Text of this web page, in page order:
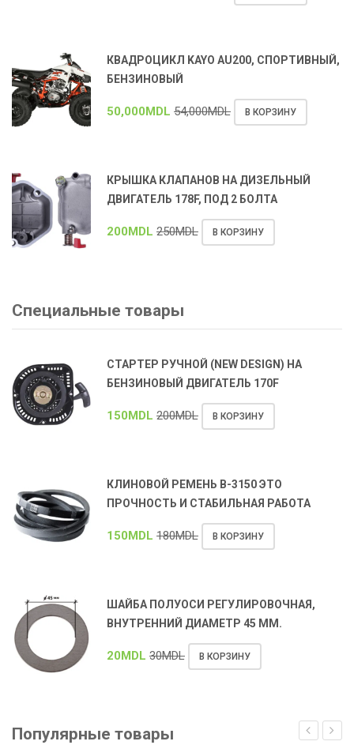
КВАДРОЦИКЛ KAYO AU200, СПОРТИВНЫЙ,
БЕНЗИНОВЫЙ
50,000MDL 54,000MDL В КОРЗИНУ
КРЫШКА КЛАПАНОВ НА ДИЗЕЛЬНЫЙ
ДВИГАТЕЛЬ 178F, ПОД 2 БОЛТА
200MDL 250MDL В КОРЗИНУ
Специальные товары
СТАРТЕР РУЧНОЙ (NEW DESIGN) НА
БЕНЗИНОВЫЙ ДВИГАТЕЛЬ 170F
150MDL 200MDL В КОРЗИНУ
КЛИНОВОЙ РЕМЕНЬ В-3150 ЭТО
ПРОЧНОСТЬ И СТАБИЛЬНАЯ РАБОТА
150MDL 180MDL В КОРЗИНУ
ШАЙБА ПОЛУОСИ РЕГУЛИРОВОЧНАЯ,
ВНУТРЕННИЙ ДИАМЕТР 45 ММ.
20MDL 30MDL В КОРЗИНУ
Популярные товары